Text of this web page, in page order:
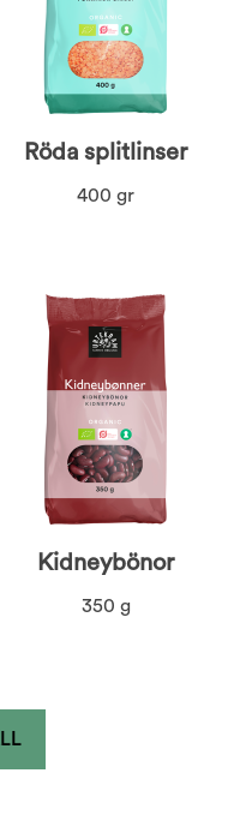
Röda splitlinser
400 gr
Kidneybönor
350 g